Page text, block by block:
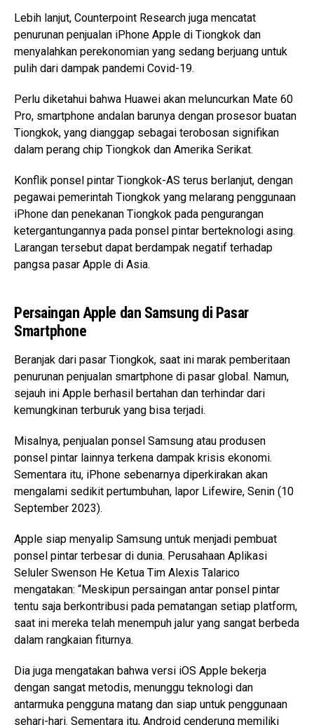
Lebih lanjut, Counterpoint Research juga mencatat
penurunan penjualan iPhone Apple di Tiongkok dan
menyalahkan perekonomian yang sedang berjuang untuk
pulih dari dampak pandemi Covid-19.
Perlu diketahui bahwa Huawei akan meluncurkan Mate 60
Pro, smartphone andalan barunya dengan prosesor buatan
Tiongkok, yang dianggap sebagai terobosan signifikan
dalam perang chip Tiongkok dan Amerika Serikat.
Konflik ponsel pintar Tiongkok-AS terus berlanjut, dengan
pegawai pemerintah Tiongkok yang melarang penggunaan
iPhone dan penekanan Tiongkok pada pengurangan
ketergantungannya pada ponsel pintar berteknologi asing.
Larangan tersebut dapat berdampak negatif terhadap
pangsa pasar Apple di Asia.
Persaingan Apple dan Samsung di Pasar
Smartphone
Beranjak dari pasar Tiongkok, saat ini marak pemberitaan
penurunan penjualan smartphone di pasar global. Namun,
sejauh ini Apple berhasil bertahan dan terhindar dari
kemungkinan terburuk yang bisa terjadi.
Misalnya, penjualan ponsel Samsung atau produsen
ponsel pintar lainnya terkena dampak krisis ekonomi.
Sementara itu, iPhone sebenarnya diperkirakan akan
mengalami sedikit pertumbuhan, lapor Lifewire, Senin (10
September 2023).
Apple siap menyalip Samsung untuk menjadi pembuat
ponsel pintar terbesar di dunia. Perusahaan Aplikasi
Seluler Swenson He Ketua Tim Alexis Talarico
mengatakan: “Meskipun persaingan antar ponsel pintar
tentu saja berkontribusi pada pematangan setiap platform,
saat ini mereka telah menempuh jalur yang sangat berbeda
dalam rangkaian fiturnya.
Dia juga mengatakan bahwa versi iOS Apple bekerja
dengan sangat metodis, menunggu teknologi dan
antarmuka pengguna matang dan siap untuk penggunaan
sehari-hari. Sementara itu, Android cenderung memiliki